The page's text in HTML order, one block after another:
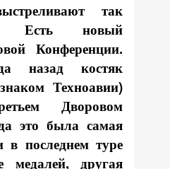
так
Есть новый
Конференции.
назад костяк
Техноавии)
Дворовом
это была самая
последнем туре
медалей, другая